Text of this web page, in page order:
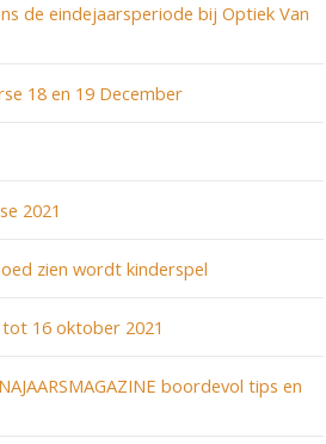
de eindejaarsperiode bij Optiek Van
18 en 19 December
2021
zien wordt kinderspel
16 oktober 2021
boordevol tips en